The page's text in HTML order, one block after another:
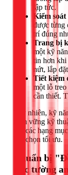
lập tức.
Kiểm
được từng
trí đúng
Trang bị
một kỹ
tin hơn
nứt, lắp
Tiết kiệm
một lỗ
cần thiết.
Tuy nhiên, kỹ
nắm vững kỹ
với các hạng
lựa chọn tối ưu.
Chuẩn bị
đục tường